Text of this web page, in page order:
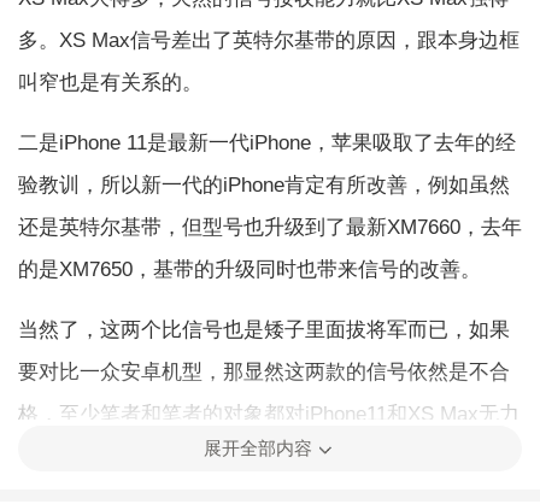
多。XS Max信号差出了英特尔基带的原因，跟本身边框
叫窄也是有关系的。
二是iPhone 11是最新一代iPhone，苹果吸取了去年的经
验教训，所以新一代的iPhone肯定有所改善，例如虽然
还是英特尔基带，但型号也升级到了最新XM7660，去年
的是XM7650，基带的升级同时也带来信号的改善。
当然了，这两个比信号也是矮子里面拔将军而已，如果
要对比一众安卓机型，那显然这两款的信号依然是不合
格，至少笔者和笔者的对象都对iPhone11和XS Max无力
展开全部内容